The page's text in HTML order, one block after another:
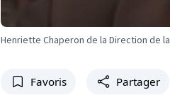
Henriette Chaperon de la Direction de
Favoris Partager